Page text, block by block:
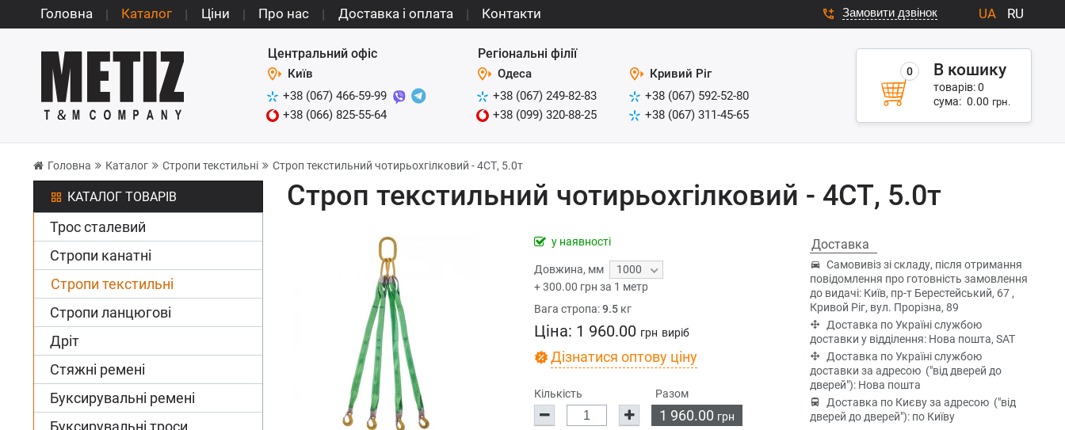
Головна Каталог Ціни Про нас Доставка і оплата Контакти Замовити дзвінок UA RU
Центральний офіс
Київ
+38 (067) 466-59-99
+38 (066) 825-55-64
Регіональні філії
Одеса
+38 (067) 249-82-83
+38 (099) 320-88-25
Кривий Ріг
+38 (067) 592-52-80
+38 (067) 311-45-65
0 В кошику
товарів:0
сума: 0.00 грн.
Головна Каталог Стропи текстильні Строп текстильний чотирьохгілковий - 4СТ, 5.0т
КАТАЛОГ ТОВАРІВ
Трос сталевий
Стропи канатні
Стропи текстильні
Стропи ланцюгові
Дріт
Стяжні ремені
Буксирувальні ремені
Буксирувальні троси
Строп текстильний чотирьохгілковий - 4СТ, 5.0т
у наявності
Довжина, мм
1000
+300.00 грн за 1 метр
Вага стропа:9.5 кг
Ціна: 1 960.00 грн виріб
Дізнатися оптову ціну
Кількість Разом
1 960.00 грн
Доставка
Самовивіз зі складу, після отримання
повідомлення про готовність замовлення
до видачі: Київ, пр-т Берестейський, 67 ,
Кривой Ріг, вул. Прорізна, 89
Доставка по Україні службою
доставки у відділення: Нова пошта, SAT
Доставка по Україні службою
доставки за адресою ("від дверей до
дверей"): Нова пошта
Доставка по Києву за адресою ("від
дверей до дверей"): по Київу